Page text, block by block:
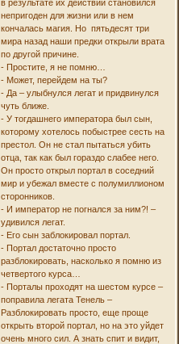
в результате их действий становился
непригоден для жизни или в нем
кончалась магия. Но пятьдесят три
мира назад наши предки открыли врата
по другой причине.
- Простите, я не помню…
- Может, перейдем на ты?
- Да – улыбнулся легат и придвинулся
чуть ближе.
- У тогдашнего императора был сын,
которому хотелось побыстрее сесть на
престол. Он не стал пытаться убить
отца, так как был гораздо слабее него.
Он просто открыл портал в соседний
мир и убежал вместе с полумиллионом
сторонников.
- И император не погнался за ним?! –
удивился легат.
- Его сын заблокировал портал.
- Портал достаточно просто
разблокировать, насколько я помню из
четвертого курса…
- Порталы проходят на шестом курсе –
поправила легата Тенель –
Разблокировать просто, еще проще
открыть второй портал, но на это уйдет
очень много сил. А знать спит и видит,